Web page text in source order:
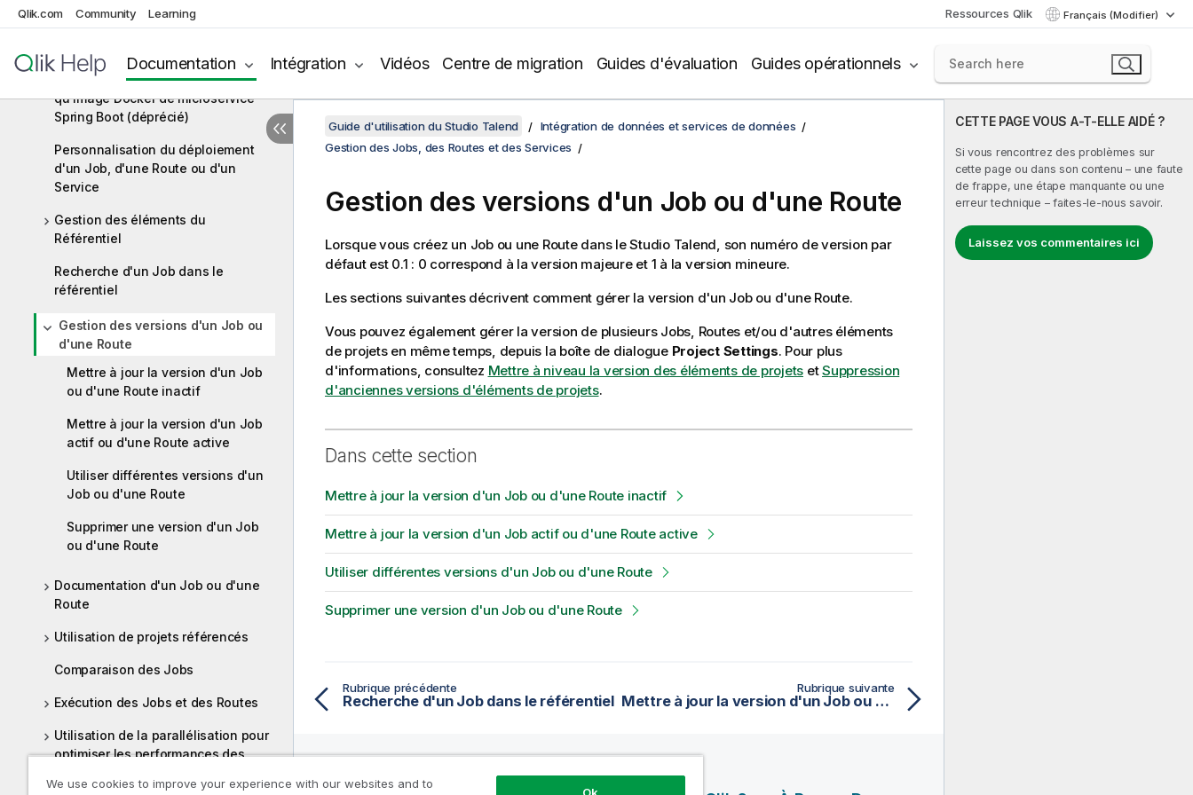
Qlik.com Community Learning Ressources Qlik Français (Modifier)
Documentation Intégration Vidéos Centre de migration Guides d'évaluation Guides opérationnels
microservice dans un référentiel
d'artefacts
Publier une Route ou un Job de
service de données en tant
qu'image Docker de microservice
Spring Boot (déprécié)
Personnalisation du déploiement
d'un Job, d'une Route ou d'un
Service
Gestion des éléments du
Référentiel
Recherche d'un Job dans le
référentiel
Gestion des versions d'un Job ou
d'une Route
Mettre à jour la version d'un Job
ou d'une Route inactif
Mettre à jour la version d'un Job
actif ou d'une Route active
Utiliser différentes versions d'un
Job ou d'une Route
Supprimer une version d'un Job
ou d'une Route
Documentation d'un Job ou d'une
Route
Utilisation de projets référencés
Comparaison des Jobs
Exécution des Jobs et des Routes
Utilisation de la parallélisation pour
optimiser les performances des
CETTE PAGE VOUS A-T-ELLE AIDÉ ?
Si vous rencontrez des problèmes sur
cette page ou dans son contenu – une faute
de frappe, une étape manquante ou une
erreur technique – faites-le-nous savoir.
Laissez vos commentaires ici
Guide d'utilisation du Studio Talend
Intégration de données et services de données
Gestion des Jobs, des Routes et des Services
Gestion des versions d'un Job ou d'une Route
Lorsque vous créez un Job ou une Route dans leStudio Talend, son numéro de version par
défaut est 0.1 : 0 correspond à la version majeure et 1 à la version mineure.
Les sections suivantes décrivent comment gérer la version d'un Job ou d'une Route.
Vous pouvez également gérer la version de plusieurs Jobs, Routes et/ou d'autres éléments
de projets en même temps, depuis la boîte de dialogue Project Settings. Pour plus
d'informations, consultez Mettre à niveau la version des éléments de projets etSuppression
d'anciennes versions d'éléments de projets.
Dans cette section
Mettre à jour la version d'un Job ou d'une Route inactif
Mettre à jour la version d'un Job actif ou d'une Route active
Utiliser différentes versions d'un Job ou d'une Route
Supprimer une version d'un Job ou d'une Route
Rubrique précédente
Recherche d'un Job dans le référentiel
Rubrique suivante
Mettre à jour la version d'un Job ou d'une Route inactif
We use cookies to improve your experience with our websites and to